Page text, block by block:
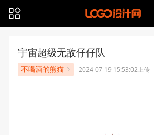
宇宙超级无敌仔仔队
不喝酒的熊猫 2024-07-19 15:53:02上传